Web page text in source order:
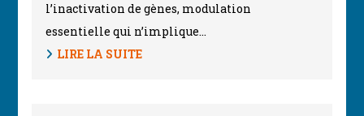
l’inactivation de gènes, modulation
essentielle qui n’implique…
LIRE LA SUITE